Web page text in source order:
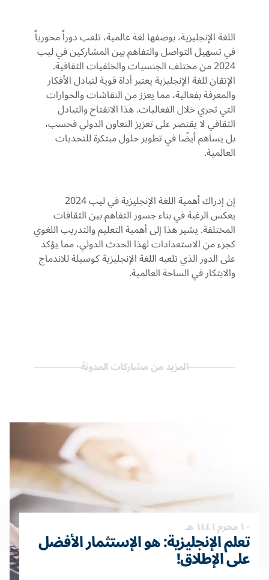
اللغةالإنجليزية،بوصفهالغةعالمية،تلعبدوراًمحورياً
فيتسهيلالتواصلوالتفاهمبينالمشاركينفيليب
2024منمختلفالجنسياتوالخلفياتالثقافية.
الإتقانللغةالإنجليزيةيعتبرأداةقويةلتبادلالأفكار
والمعرفةبفعالية،ممايعززمنالنقاشاتوالحوارات
التيتجريخلالالفعاليات.هذاالانفتاحوالتبادل
الثقافيلا يقتصرعلىتعزيزالتعاونالدوليفحسب،
يساهمأيضًافيتطويرحلولمبتكرةللتحديات
العالمية.
إدراكأهميةاللغةالإنجليزيةفيليب2024
يعكسالرغبةفيبناءجسورالتفاهمبينالثقافات
المختلفة.يشيرهذاإلىأهميةالتعليموالتدريباللغوي
كجزءمنالاستعداداتلهذاالحدثالدولي،ممايؤكد
علىالدورالذيتلعبهاللغةالإنجليزيةكوسيلةللاندماج
والابتكارفيالساحةالعالمية.
المزيد من مشاركات المدونة
تعلم الإنجليزية: هو الإستثمار الأفضل
على الإطلاق!